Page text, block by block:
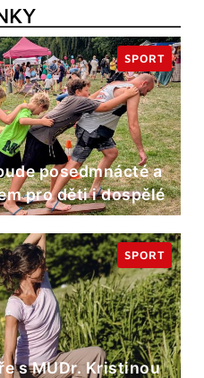
posedmnácté a
pro děti i dospělé
SPORT
s MUDr. Kristinou
SPORT